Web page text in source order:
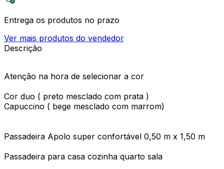
Entrega os produtos no prazo
Ver mais produtos do vendedor
Descrição
Atenção na hora de selecionar a cor
Cor duo ( preto mesclado com prata )
Capuccino ( bege mesclado com marrom)
Passadeira Apolo super confortável 0,50 m x 1,50 m
Passadeira para casa cozinha quarto sala